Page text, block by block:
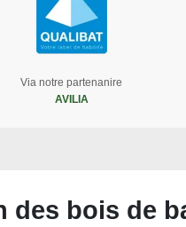
Via notre partenanire
AVILIA
des bois de